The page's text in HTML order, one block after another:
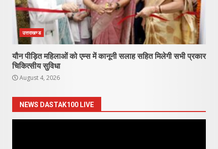
उत्तराखण्ड
यौन पीड़ित महिलाओं को एम्स में कानूनी सलाह सहित मिलेगी सभी प्रकार
चिकित्सीय सुविधा
August 4, 2026
NEWS DASTAK100 LIVE